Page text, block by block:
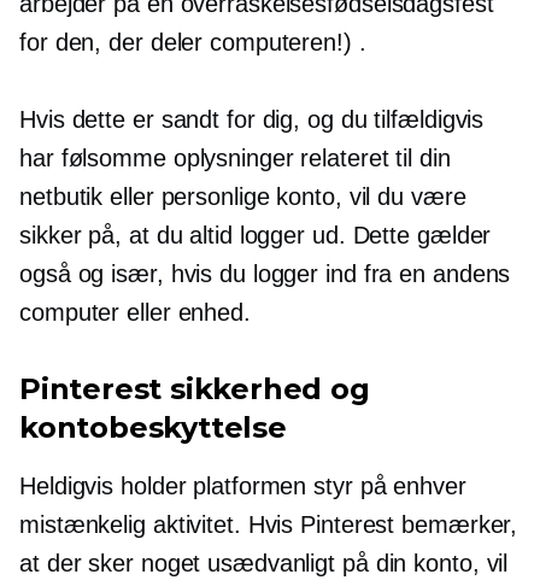
for den, der deler computeren!) .
Hvis dette er sandt for dig, og du tilfældigvis
har følsomme oplysninger relateret til din
netbutik eller personlige konto, vil du være
sikker på, at du altid logger ud. Dette gælder
også og især, hvis du logger ind fra en andens
computer eller enhed.
Pinterest sikkerhed og
kontobeskyttelse
Heldigvis holder platformen styr på enhver
mistænkelig aktivitet. Hvis Pinterest bemærker,
at der sker noget usædvanligt på din konto, vil